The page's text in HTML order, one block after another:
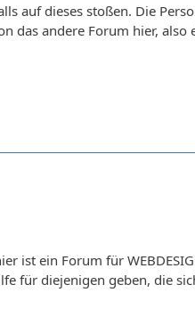
auf dieses stoßen. Die
das andere Forum hier, also
ist ein Forum für
für diejenigen geben, die